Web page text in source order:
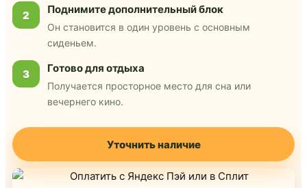
2 Поднимите дополнительный блок
Он становится в один уровень с основным
сиденьем.
3 Готово для отдыха
Получается просторное место для сна или
вечернего кино.
Уточнить наличие